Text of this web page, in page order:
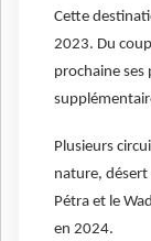
Cette
2023. Du
prochaine ses
Plusieurs
nature,
Pétra et le
en 2024.